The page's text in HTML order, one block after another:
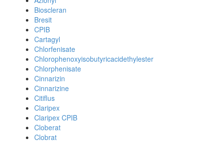
Bioscleran
Bresit
CPIB
Cartagyl
Chlorfenisate
Chlorophenoxyisobutyricacidethylester
Chlorphenisate
Cinnarizin
Cinnarizine
Citiflus
Claripex
Claripex CPIB
Cloberat
Clobrat